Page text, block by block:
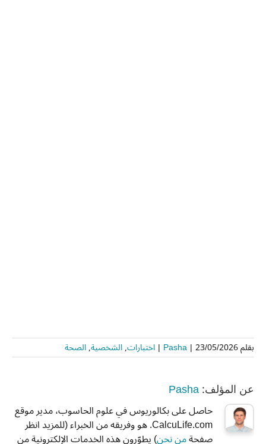
بقلم Pasha | 23/05/2026
| اختبارات,الشخصية,الصحة
عن المؤلف: Pasha
حاصل على بكالوريوس في علوم الحاسوب، مدير موقع
CalcuLife.com. هو وفريقه من الخبراء (للمزيد انظر
صفحةمن نحن) يطوّرون هذه الخدمات الإلكترونية من